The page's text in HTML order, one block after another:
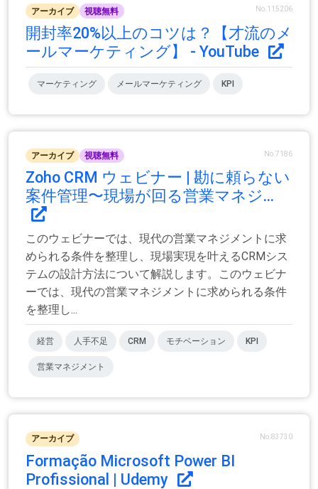
アーカイブ 視聴無料 No.115206
開封率20%以上のコツは？【才流のメ
ールマーケティング】 - YouTube
マーケティング メールマーケティング KPI
アーカイブ 視聴無料 No.7186
Zoho CRM ウェビナー | 勘に頼らない
案件管理〜現場が回る営業マネジ...
このウェビナーでは、現代の営業マネジメントに求
められる条件を整理し、現場実現を叶えるCRMシス
テムの設計方法について解説します。このウェビナ
ーでは、現代の営業マネジメントに求められる条件
を整理し...
経営 人手不足 CRM モチベーション KPI
営業マネジメント
アーカイブ No.83730
Formação Microsoft Power BI
Profissional | Udemy